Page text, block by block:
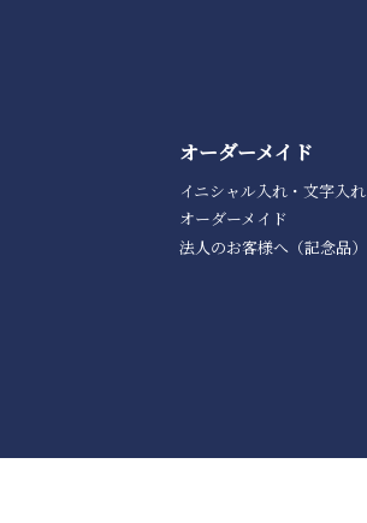
オーダーメイド
イニシャル入れ・文字入れ
オーダーメイド
法人のお客様へ（記念品）